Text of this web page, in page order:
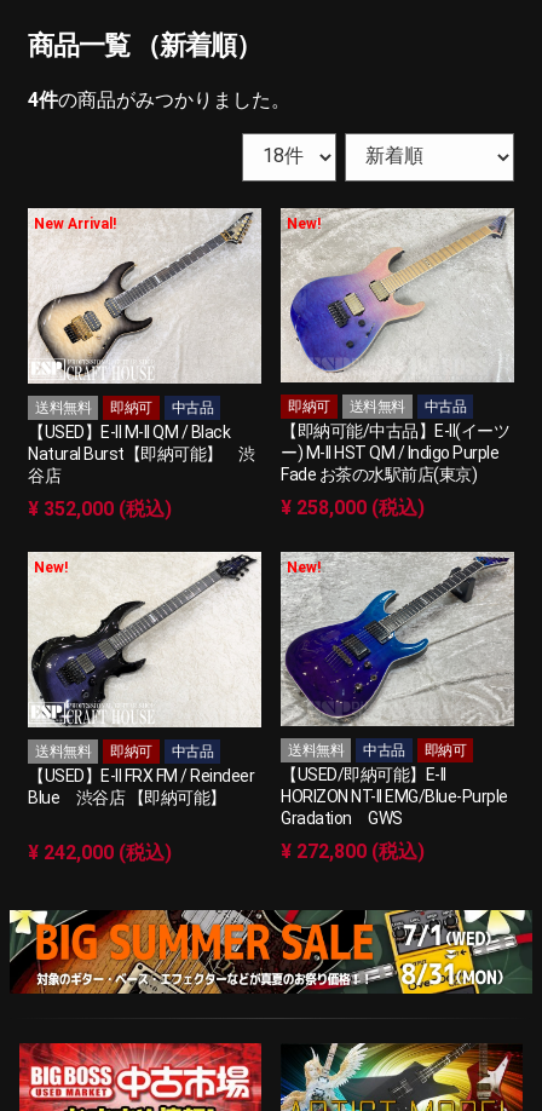
商品一覧 （新着順）
4件の商品がみつかりました。
New Arrival!
送料無料 即納可 中古品
【USED】E-II M-II QM / Black
Natural Burst【即納可能】 渋
谷店
¥ 352,000 (税込)
New!
即納可 送料無料 中古品
【即納可能/中古品】E-II(イーツ
ー) M-II HST QM / Indigo Purple
Fade お茶の水駅前店(東京)
¥ 258,000 (税込)
New!
送料無料 即納可 中古品
【USED】E-II FRX FM / Reindeer
Blue 渋谷店 【即納可能】
¥ 242,000 (税込)
New!
送料無料 中古品 即納可
【USED/即納可能】E-II
HORIZON NT-II EMG/Blue-Purple
Gradation GWS
¥ 272,800 (税込)